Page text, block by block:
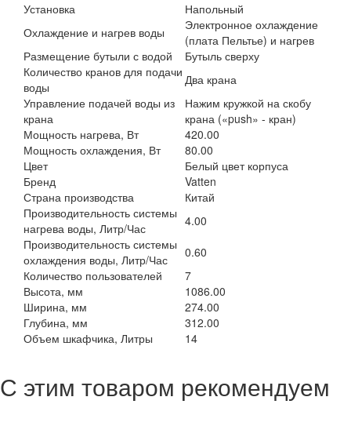
Установка
Напольный
Охлаждение и нагрев воды
Электронное охлаждение
(плата Пельтье) и нагрев
Размещение бутыли с водой
Бутыль сверху
Количество кранов для подачи
воды
Два крана
Управление подачей воды из
крана
Нажим кружкой на скобу
крана («push» - кран)
Мощность нагрева, Вт
420.00
Мощность охлаждения, Вт
80.00
Цвет
Белый цвет корпуса
Бренд
Vatten
Страна производства
Китай
Производительность системы
нагрева воды, Литр/Час
4.00
Производительность системы
охлаждения воды, Литр/Час
0.60
Количество пользователей
7
Высота, мм
1086.00
Ширина, мм
274.00
Глубина, мм
312.00
Объем шкафчика, Литры
14
С этим товаром рекомендуем